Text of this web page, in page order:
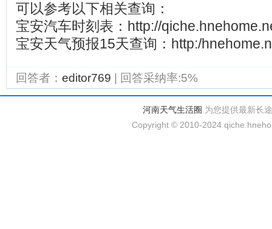
可以参考以下相关查询：
宝安汽车时刻表：http://
宝安天气预报15天查询：http:/
回答者： editor769 | 回答采纳率:5%
河南天气生活圈 为您提供最新长
Copyright © 2010-2024